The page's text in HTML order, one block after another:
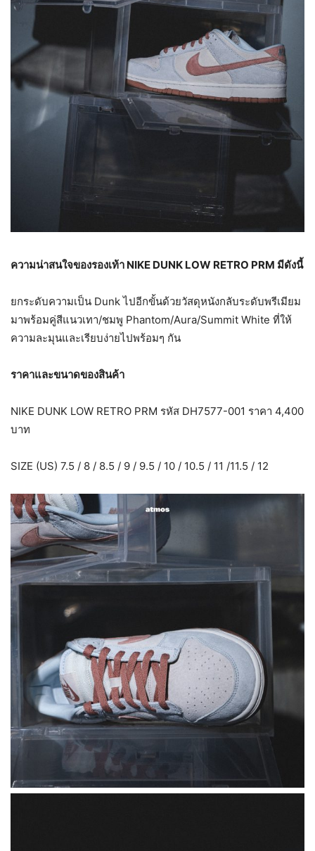
ความน่าสนใจของรองเท้า NIKE DUNK LOW RETRO PRM มีดังนี้
ยกระดับความเป็น Dunk ไปอีกขั้นด้วยวัสดุหนังกลับระดับพรีเมียม
มาพร้อมคู่สีแนวเทา/ชมพู Phantom/Aura/Summit White ที่ให้
ความละมุนและเรียบง่ายไปพร้อมๆ กัน
ราคาและขนาดของสินค้า
NIKE DUNK LOW RETRO PRM รหัส DH7577-001 ราคา 4,400
บาท
SIZE (US) 7.5 / 8 / 8.5 / 9 / 9.5 / 10 / 10.5 / 11 /11.5 / 12